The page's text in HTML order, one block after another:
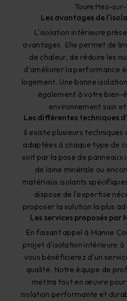
Tourettes-
Les avantages de
L'isolation intérieure
avantages. Elle permet de
de chaleur, de réduire les
d'améliorer la performance
logement. Une bonne
également à votre bien-
environnement sain
Les différentes techniques
Il existe plusieurs
adaptées à chaque type de
soit par la pose de panneaux
de laine minérale ou
matériaux isolants
dispose de l'expertise
proposer la solution la plus
Les services proposés par
En faisant appel à Manne
projet d'isolation intérieure à
vous bénéficierez d'un
qualité. Notre équipe de
mettra tout en œuvre pour
isolation performante et